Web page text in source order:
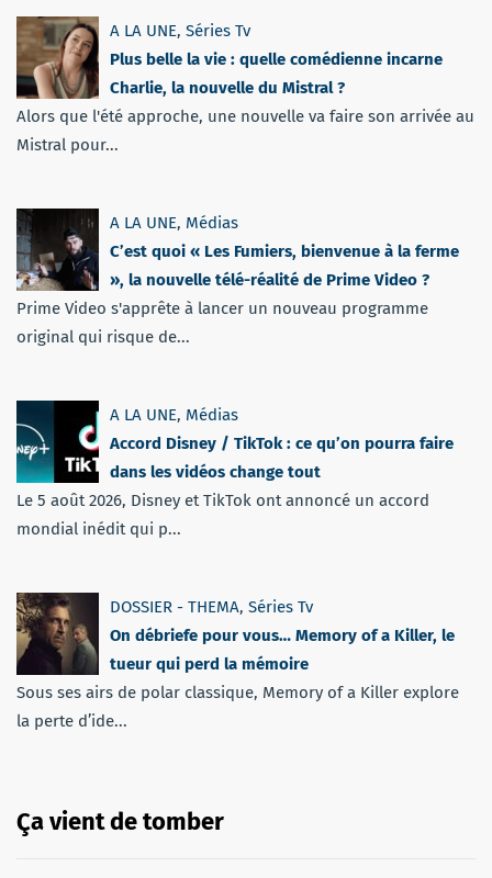
A LA UNE, Séries Tv
Plus belle la vie : quelle comédienne incarne
Charlie, la nouvelle du Mistral ?
Alors que l'été approche, une nouvelle va faire son arrivée au
Mistral pour...
A LA UNE, Médias
C’est quoi « Les Fumiers, bienvenue à la ferme
», la nouvelle télé-réalité de Prime Video ?
Prime Video s'apprête à lancer un nouveau programme
original qui risque de...
A LA UNE, Médias
Accord Disney / TikTok : ce qu’on pourra faire
dans les vidéos change tout
Le 5 août 2026, Disney et TikTok ont annoncé un accord
mondial inédit qui p...
DOSSIER - THEMA, Séries Tv
On débriefe pour vous… Memory of a Killer, le
tueur qui perd la mémoire
Sous ses airs de polar classique, Memory of a Killer explore
la perte d’ide...
Ça vient de tomber